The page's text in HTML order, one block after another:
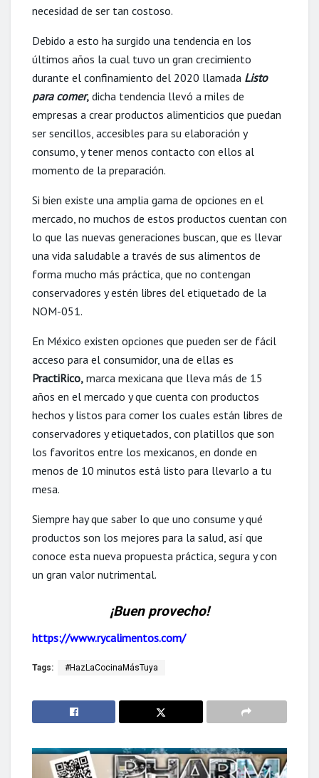
necesidad de ser tan costoso.
Debido a esto ha surgido una tendencia en los
últimos años la cual tuvo un gran crecimiento
durante el confinamiento del 2020 llamada Listo
para comer, dicha tendencia llevó a miles de
empresas a crear productos alimenticios que puedan
ser sencillos, accesibles para su elaboración y
consumo, y tener menos contacto con ellos al
momento de la preparación.
Si bien existe una amplia gama de opciones en el
mercado, no muchos de estos productos cuentan con
lo que las nuevas generaciones buscan, que es llevar
una vida saludable a través de sus alimentos de
forma mucho más práctica, que no contengan
conservadores y estén libres del etiquetado de la
NOM-051.
En México existen opciones que pueden ser de fácil
acceso para el consumidor, una de ellas es
PractiRico, marca mexicana que lleva más de 15
años en el mercado y que cuenta con productos
hechos y listos para comer los cuales están libres de
conservadores y etiquetados, con platillos que son
los favoritos entre los mexicanos, en donde en
menos de 10 minutos está listo para llevarlo a tu
mesa.
Siempre hay que saber lo que uno consume y qué
productos son los mejores para la salud, así que
conoce esta nueva propuesta práctica, segura y con
un gran valor nutrimental.
¡Buen provecho!
https://www.rycalimentos.com/
Tags: #HazLaCocinaMásTuya